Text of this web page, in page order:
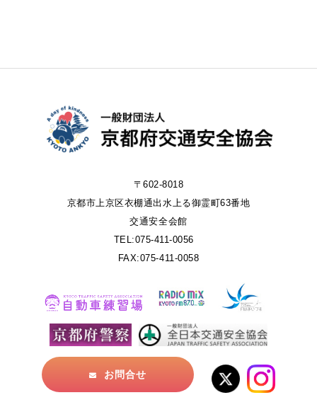
〒602-8018
京都市上京区衣棚通出水上る御霊町63番地
交通安全会館
TEL:075-411-0056
FAX:075-411-0058
お問合せ